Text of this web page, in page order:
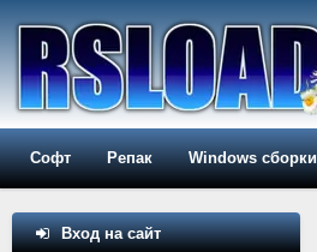
Софт Репак Windows сборки
Вход на сайт